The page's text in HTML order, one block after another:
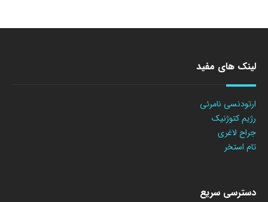
لینک های مفید
ارتودنسی نامرئی
رژیم کتوژنیک
جراح لاغری
تام استخر
دسترسی سریع